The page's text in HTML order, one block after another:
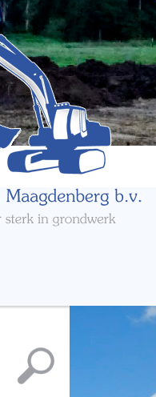
Vergroting